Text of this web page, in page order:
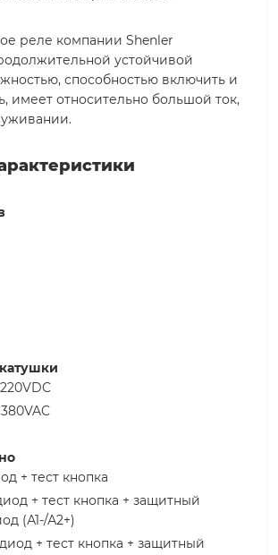
реле компании Shenler
устойчивой
способностью включить и
имеет относительно большой ток,
+ тест кнопка
+ тест кнопка + защитный
(А1-/А2+)
+ тест кнопка + защитный